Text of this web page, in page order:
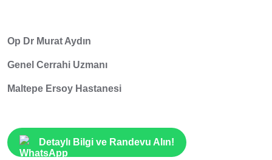
Op Dr Murat Aydın
Genel Cerrahi Uzmanı
Maltepe Ersoy Hastanesi
Detaylı Bilgi ve Randevu Alın!